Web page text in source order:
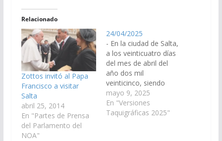
Relacionado
Zottos invitó al Papa
Francisco a visitar
Salta
abril 25, 2014
En "Partes de Prensa
del Parlamento del
NOA"
24/04/2025
- En la ciudad de Salta,
a los veinticuatro días
del mes de abril del
año dos mil
veinticinco, siendo
horas 14 y 13: Sr.
Presidente (Lapad).-
Con la presencia de
mayo 9, 2025
En "Versiones
Taquigráficas 2025"